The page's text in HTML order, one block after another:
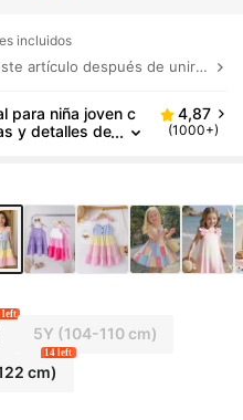
incluidos
artículo después de unirte.
para niña joven c
y detalles de
4,87
(1000+)
left
5Y (104-110 cm)
cm)
14 left